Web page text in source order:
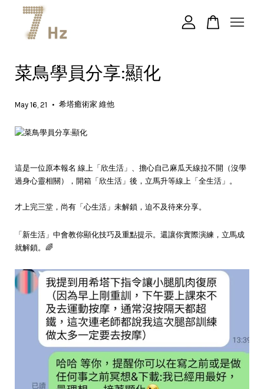
菜鳥學員分享:顯化
May 16, 21 • 希塔癒術家 維他
這是一位原本報名 線上「欣生活」、擔心自己麻瓜天線拉不開（沒學
過身心靈相關），開箱「欣生活」後，立馬升等線上「全生活」。
才上完三堂，尚有「心生活」未解鎖，迫不及待來分享。
「新生活」中會教你顯化技巧及重點提示。還讓你實際演練，立馬成
就解鎖。🌈
您的購物車目前還是空的。